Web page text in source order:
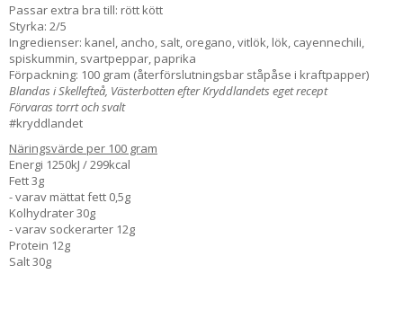
Passar extra bra till: rött kött
Styrka: 2/5
Ingredienser: kanel, ancho, salt, oregano, vitlök, lök, cayennechili,
spiskummin, svartpeppar, paprika
Förpackning: 100 gram (återförslutningsbar ståpåse i kraftpapper)
Blandas i Skellefteå, Västerbotten efter Kryddlandets eget recept
Förvaras torrt och svalt
#kryddlandet
Näringsvärde per 100 gram
Energi 1250kJ / 299kcal
Fett 3g
- varav mättat fett 0,5g
Kolhydrater 30g
- varav sockerarter 12g
Protein 12g
Salt 30g